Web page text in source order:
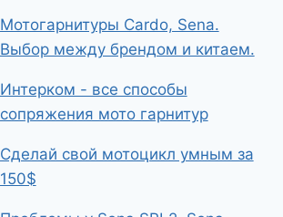
Мотогарнитуры Cardo, Sena.
Выбор между брендом и китаем.
Интерком - все способы
сопряжения мото гарнитур
Сделай свой мотоцикл умным за
150$